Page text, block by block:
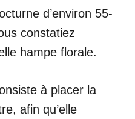
d’environ 55-
constatiez
hampe florale.
à placer la
afin qu’elle